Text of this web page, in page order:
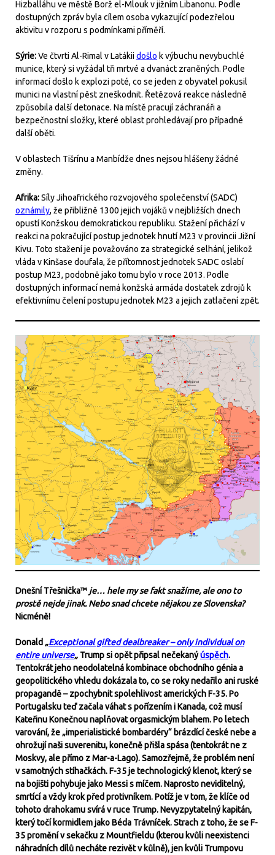
Hizballáhu ve městě Borž el-Mlouk v jižním Libanonu. Podle
dostupných zpráv byla cílem osoba vykazující podezřelou
aktivitu v rozporu s podmínkami příměří.
Sýrie:Ve čtvrti Al-Rimal v Latákiidošlo k výbuchu nevybuchlé
munice, který si vyžádal tři mrtvé a dvanáct zraněných. Podle
informací došlo k explozi poté, co se jeden z obyvatel pokusil
munici na vlastní pěst zneškodnit. Řetězová reakce následně
způsobila další detonace. Na místě pracují záchranáři a
bezpečnostní složky, které oblast prohledávají pro případné
další oběti.
V oblastech Tišrínu a Manbídže dnes nejsou hlášeny žádné
změny.
Afrika:Síly Jihoafrického rozvojového společenství (SADC)
oznámily, že přibližně 1300 jejich vojáků v nejbližších dnech
opustí Konžskou demokratickou republiku. Stažení přichází v
reakci na pokračující postup jednotek hnutí M23 v provincii Jižní
Kivu. Toto stažení je považováno za strategické selhání, jelikož
vláda v Kinšase doufala, že přítomnost jednotek SADC oslabí
postup M23, podobně jako tomu bylo v roce 2013. Podle
dostupných informací nemá konžská armáda dostatek zdrojů k
efektivnímu čelení postupu jednotek M23 a jejich zatlačení zpět.
Dnešní Třešnička™ je… hele my se fakt snažíme, ale ono to
prostě nejde jinak. Nebo snad chcete nějakou ze Slovenska?
Nicméně!
Donald „Exceptional gifted dealbreaker – only individual on
entire universe„ Trump si opět připsal nečekanýúspěch.
Tentokrát jeho neodolatelná kombinace obchodního génia a
geopolitického vhledu dokázala to, co se roky nedařilo ani ruské
propagandě – zpochybnit spolehlivost amerických F-35. Po
Portugalsku teď začala váhat s pořízením i Kanada, což musí
Kateřinu Konečnou naplňovat orgasmickým blahem. Po letech
varování, že „imperialistické bombardéry“ brázdící české nebe a
ohrožují naši suverenitu, konečně přišla spása (tentokrát ne z
Moskvy, ale přímo z Mar-a-Lago). Samozřejmě, že problém není
v samotných stíhačkách. F-35 je technologický klenot, který se
na bojišti pohybuje jako Messi s míčem. Naprosto neviditelný,
smrtící a vždy krok před protivníkem. Potíž je v tom, že klíče od
tohoto drahokamu svírá v ruce Trump. Nevyzpytatelný kapitán,
který točí kormidlem jako Béda Trávníček. Strach z toho, že se F-
35 promění v sekačku z Mountfieldu (kterou kvůli neexistenci
náhradních dílů necháte rezivět v kůlně), jen kvůli Trumpovu